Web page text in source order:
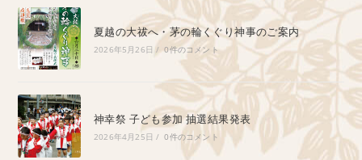
夏越の大祓へ・茅の輪くぐり神事のご案内
2026年5月26日 / 0件のコメント
神幸祭 子ども参加 抽選結果発表
2026年4月25日 / 0件のコメント